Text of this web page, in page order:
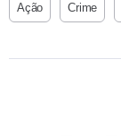
Ação Crime